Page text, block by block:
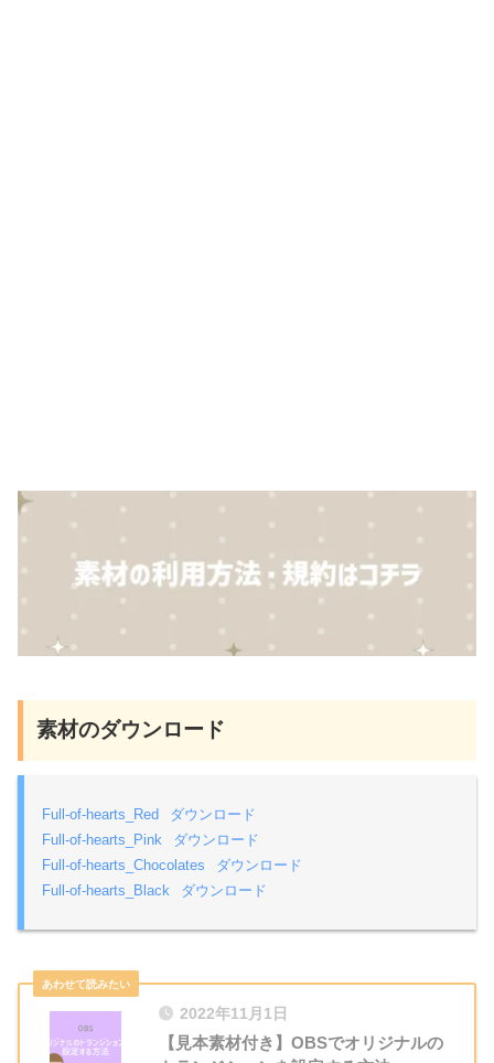
素材のダウンロード
Full-of-hearts_Red
ダウンロード
Full-of-hearts_Pink
ダウンロード
Full-of-hearts_Chocolates
ダウンロード
Full-of-hearts_Black
ダウンロード
2022年11月1日
【見本素材付き】OBSでオリジナルの